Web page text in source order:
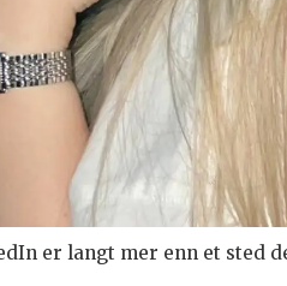
er langt mer enn et sted